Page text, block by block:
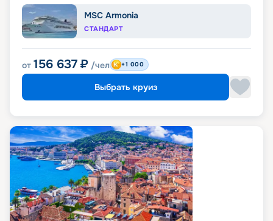
MSC Armonia
СТАНДАРТ
от 156 637 ₽ /чел +1 000
Выбрать круиз